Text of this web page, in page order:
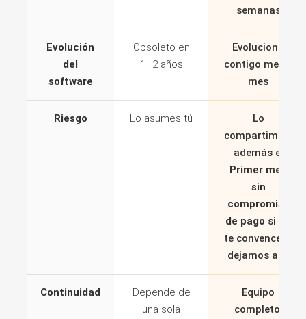
semanas
Evolución
del
software
Obsoleto en
1–2 años
Evoluciona
contigo mes a
mes
Riesgo Lo asumes tú
Lo
compartimos,
además el
Primer mes
sin
compromiso
de pago si no
te convence lo
dejamos ahí.
Continuidad
Depende de
una sola
Equipo
completo: